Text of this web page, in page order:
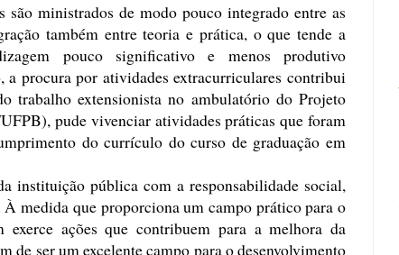
são ministrados de modo pouco integrado entre as
também entre teoria e prática, o que tende a
pouco significativo e menos produtivo
procura por atividades extracurriculares contribui
trabalho extensionista no ambulatório do Projeto
pude vivenciar atividades práticas que foram
do currículo do curso de graduação em
instituição pública com a responsabilidade social,
medida que proporciona um campo prático para o
exerce ações que contribuem para a melhora da
de ser um excelente campo para o desenvolvimento